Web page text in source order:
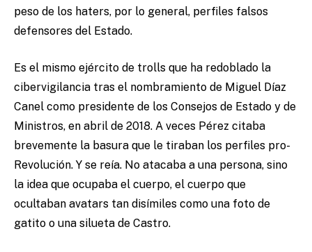
peso de los haters, por lo general, perfiles falsos
defensores del Estado.
Es el mismo ejército de trolls que ha redoblado la
cibervigilancia tras el nombramiento de Miguel Díaz
Canel como presidente de los Consejos de Estado y de
Ministros, en abril de 2018. A veces Pérez citaba
brevemente la basura que le tiraban los perfiles pro-
Revolución. Y se reía. No atacaba a una persona, sino
la idea que ocupaba el cuerpo, el cuerpo que
ocultaban avatars tan disímiles como una foto de
gatito o una silueta de Castro.